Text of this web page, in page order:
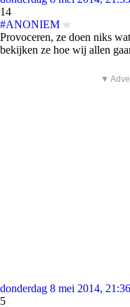
14
#ANONIEM
Provoceren, ze doen niks
bekijken ze hoe wij allen
▼
donderdag 8 mei 2014,
5